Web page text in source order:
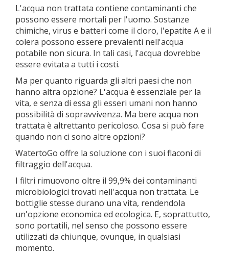
L'acqua non trattata contiene contaminanti che
possono essere mortali per l'uomo. Sostanze
chimiche, virus e batteri come il cloro, l'epatite A e il
colera possono essere prevalenti nell'acqua
potabile non sicura. In tali casi, l'acqua dovrebbe
essere evitata a tutti i costi.
Ma per quanto riguarda gli altri paesi che non
hanno altra opzione? L'acqua è essenziale per la
vita, e senza di essa gli esseri umani non hanno
possibilità di sopravvivenza. Ma bere acqua non
trattata è altrettanto pericoloso. Cosa si può fare
quando non ci sono altre opzioni?
WatertoGo offre la soluzione con i suoi flaconi di
filtraggio dell'acqua.
I filtri rimuovono oltre il 99,9% dei contaminanti
microbiologici trovati nell'acqua non trattata. Le
bottiglie stesse durano una vita, rendendola
un'opzione economica ed ecologica. E, soprattutto,
sono portatili, nel senso che possono essere
utilizzati da chiunque, ovunque, in qualsiasi
momento.